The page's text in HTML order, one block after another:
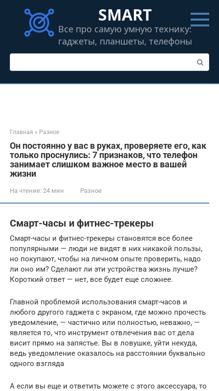
контенту
SMART
Все про самую умную технику:
гаджеты, планшеты, телефоны
Поиск:
Главная » Разное
Он постоянно у вас в руках, проверяете его, как
только проснулись: 7 признаков, что телефон
занимает слишком важное место в вашей
жизни
На чтение: 24 мин Разное
Смарт-часы и фитнес-трекеры
Смарт-часы и фитнес-трекеры становятся все более
популярными — люди не видят в них никакой пользы,
но покупают, чтобы на личном опыте проверить, надо
ли оно им? Сделают ли эти устройства жизнь лучше?
Короткий ответ — нет, все будет еще сложнее.
Главной проблемой использования смарт-часов и
любого другого гаджета с экраном, где можно прочесть
уведомление, — частично или полностью, неважно, —
является то, что инструмент отвлечения вас от дела
висит прямо на запястье. Вы в ловушке, уйти некуда,
ведь уведомление оказалось на расстоянии буквально
одного взгляда
А если вы еще и ответить можете с этого аксессуара, то